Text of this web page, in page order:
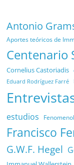
Antonio
Aportes teóricos de
Centenario
Cornelius Castoriadis
Eduard Rodríguez Farré
estudios
Francisco
G.W.F. Hegel